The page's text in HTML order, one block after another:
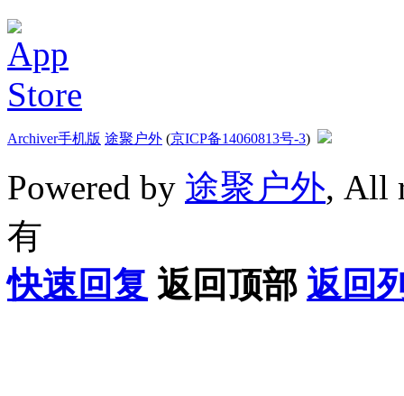
Archiver手机版 途聚户外 (京ICP备14060813号-3)
Powered by 途聚户外, All
有
快速回复 返回顶部 返回